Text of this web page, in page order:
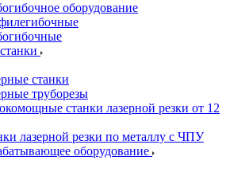
оборудование
станки
труборезы
станки лазерной резки от 12
лазерной резки по металлу с ЧПУ
оборудование